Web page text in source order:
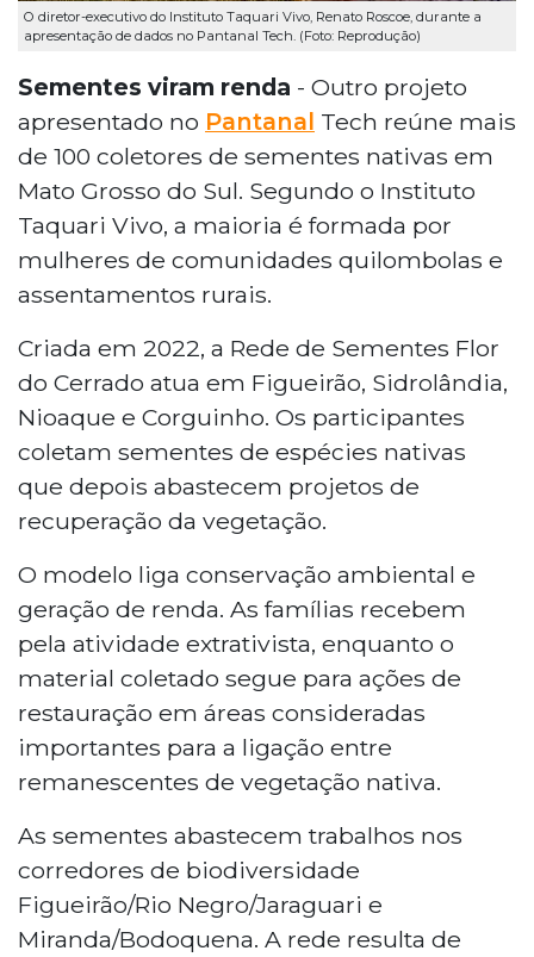
O diretor-executivo do Instituto Taquari Vivo, Renato Roscoe, durante a
apresentação de dados no Pantanal Tech. (Foto: Reprodução)
Sementes viram renda - Outro projeto
apresentado no Pantanal Tech reúne mais
de 100 coletores de sementes nativas em
Mato Grosso do Sul. Segundo o Instituto
Taquari Vivo, a maioria é formada por
mulheres de comunidades quilombolas e
assentamentos rurais.
Criada em 2022, a Rede de Sementes Flor
do Cerrado atua em Figueirão, Sidrolândia,
Nioaque e Corguinho. Os participantes
coletam sementes de espécies nativas
que depois abastecem projetos de
recuperação da vegetação.
O modelo liga conservação ambiental e
geração de renda. As famílias recebem
pela atividade extrativista, enquanto o
material coletado segue para ações de
restauração em áreas consideradas
importantes para a ligação entre
remanescentes de vegetação nativa.
As sementes abastecem trabalhos nos
corredores de biodiversidade
Figueirão/Rio Negro/Jaraguari e
Miranda/Bodoquena. A rede resulta de